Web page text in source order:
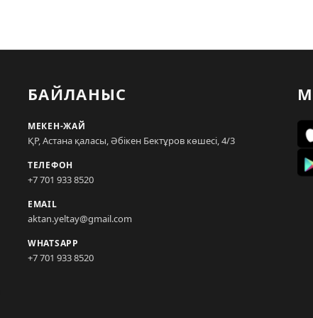
БАЙЛАНЫС
МЕКЕН-ЖАЙ
ҚР, Астана қаласы, Әбікен Бектұров көшесі, 4/3
ТЕЛЕФОН
+7 701 933 8520
EMAIL
aktan.yeltay@gmail.com
WHATSAPP
+7 701 933 8520